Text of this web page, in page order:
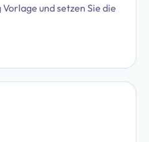
und setzen Sie die